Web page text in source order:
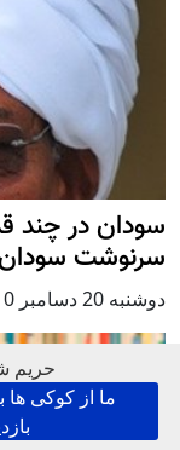
حریم
ما از کوکی ها
سودان در چند
سرنوشت
دوشنبه 20 دسامبر 2010